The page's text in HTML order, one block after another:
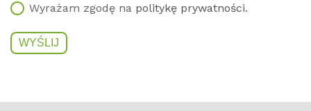
Wyrażam zgodę na politykę prywatności.